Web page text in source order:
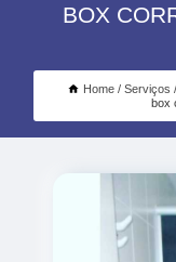
BOX
Home Serviços
box